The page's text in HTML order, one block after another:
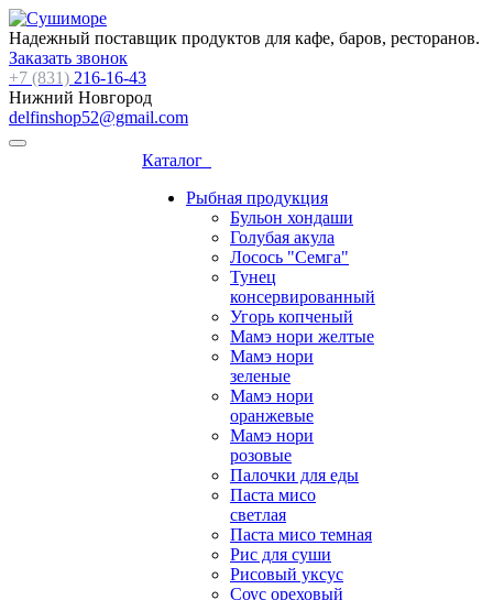
Надежный поставщик продуктов для кафе, баров, ресторанов.
Заказать звонок
+7 (831) 216-16-43
Нижний Новгород
delfinshop52@gmail.com
Каталог
Рыбная продукция
Бульон хондаши
Голубая акула
Лосось "Семга"
Тунец
консервированный
Угорь копченый
Мамэ нори желтые
Мамэ нори
зеленые
Мамэ нори
оранжевые
Мамэ нори
розовые
Палочки для еды
Паста мисо
светлая
Паста мисо темная
Рис для суши
Рисовый уксус
Соус ореховый